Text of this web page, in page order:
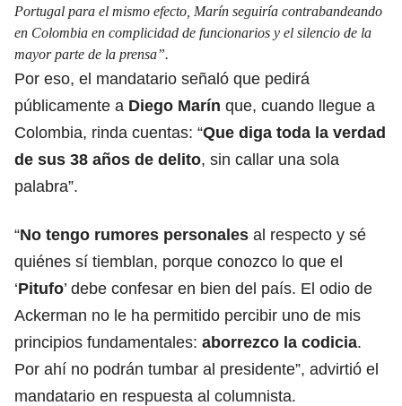
Portugal para el mismo efecto, Marín seguiría contrabandeando
en Colombia en complicidad de funcionarios y el silencio de la
mayor parte de la prensa”.
Por eso, el mandatario señaló que pedirá
públicamente a Diego Marín que, cuando llegue a
Colombia, rinda cuentas: “Que diga toda la verdad
de sus 38 años de delito, sin callar una sola
palabra”.
“No tengo rumores personales al respecto y sé
quiénes sí tiemblan, porque conozco lo que el
‘Pitufo’ debe confesar en bien del país. El odio de
Ackerman no le ha permitido percibir uno de mis
principios fundamentales: aborrezco la codicia.
Por ahí no podrán tumbar al presidente”, advirtió el
mandatario en respuesta al columnista.